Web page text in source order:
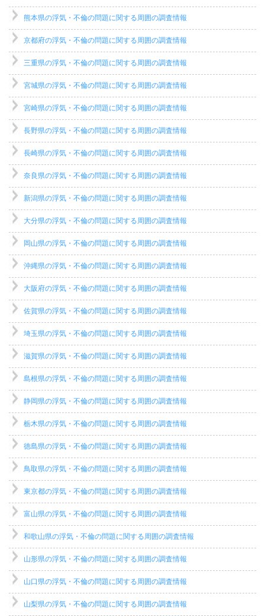
熊本県の浮気・不倫の問題に関する周囲の調査情報
京都府の浮気・不倫の問題に関する周囲の調査情報
三重県の浮気・不倫の問題に関する周囲の調査情報
宮城県の浮気・不倫の問題に関する周囲の調査情報
宮崎県の浮気・不倫の問題に関する周囲の調査情報
長野県の浮気・不倫の問題に関する周囲の調査情報
長崎県の浮気・不倫の問題に関する周囲の調査情報
奈良県の浮気・不倫の問題に関する周囲の調査情報
新潟県の浮気・不倫の問題に関する周囲の調査情報
大分県の浮気・不倫の問題に関する周囲の調査情報
岡山県の浮気・不倫の問題に関する周囲の調査情報
沖縄県の浮気・不倫の問題に関する周囲の調査情報
大阪府の浮気・不倫の問題に関する周囲の調査情報
佐賀県の浮気・不倫の問題に関する周囲の調査情報
埼玉県の浮気・不倫の問題に関する周囲の調査情報
滋賀県の浮気・不倫の問題に関する周囲の調査情報
島根県の浮気・不倫の問題に関する周囲の調査情報
静岡県の浮気・不倫の問題に関する周囲の調査情報
栃木県の浮気・不倫の問題に関する周囲の調査情報
徳島県の浮気・不倫の問題に関する周囲の調査情報
鳥取県の浮気・不倫の問題に関する周囲の調査情報
東京都の浮気・不倫の問題に関する周囲の調査情報
富山県の浮気・不倫の問題に関する周囲の調査情報
和歌山県の浮気・不倫の問題に関する周囲の調査情報
山形県の浮気・不倫の問題に関する周囲の調査情報
山口県の浮気・不倫の問題に関する周囲の調査情報
山梨県の浮気・不倫の問題に関する周囲の調査情報